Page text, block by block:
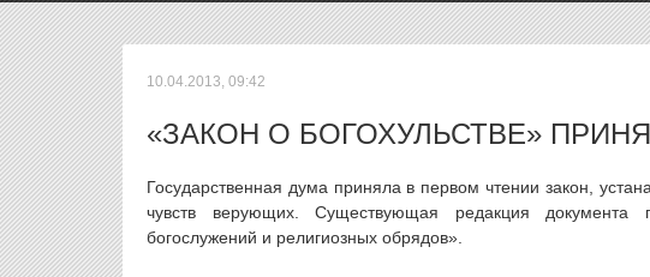
10.04.2013, 09:42
«ЗАКОН О БОГОХУЛЬСТВЕ»
Государственная дума приняла в первом чтении закон,
чувств верующих. Существующая редакция документа
богослужений и религиозных обрядов».